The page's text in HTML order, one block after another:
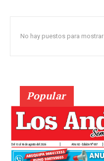
No hay puestos para mostrar
Popular